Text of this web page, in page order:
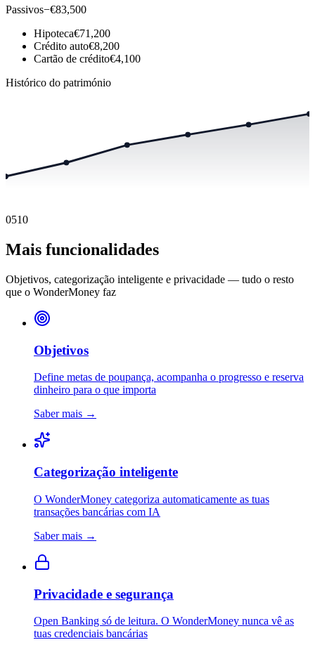
Passivos−€83,500
Hipoteca€71,200
Crédito auto€8,200
Cartão de crédito€4,100
Histórico do património
0510
Mais funcionalidades
Objetivos, categorização inteligente e privacidade — tudo o resto
que o WonderMoney faz
Objetivos
Define metas de poupança, acompanha o progresso e reserva
dinheiro para o que importa
Saber mais →
Categorização inteligente
O WonderMoney categoriza automaticamente as tuas
transações bancárias com IA
Saber mais →
Privacidade e segurança
Open Banking só de leitura. O WonderMoney nunca vê as
tuas credenciais bancárias